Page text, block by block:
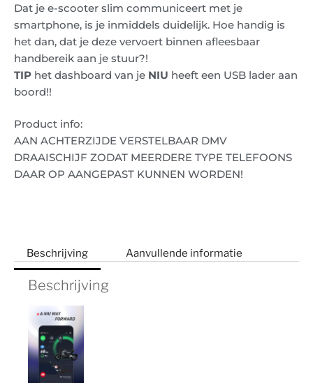
Dat je e-scooter slim communiceert met je
smartphone, is je inmiddels duidelijk. Hoe handig is
het dan, dat je deze vervoert binnen afleesbaar
handbereik aan je stuur?!
TIP het dashboard van je NIU heeft een USB lader aan
boord!!
Product info:
AAN ACHTERZIJDE VERSTELBAAR DMV
DRAAISCHIJF ZODAT MEERDERE TYPE TELEFOONS
DAAR OP AANGEPAST KUNNEN WORDEN!
Beschrijving Aanvullende informatie
Beschrijving